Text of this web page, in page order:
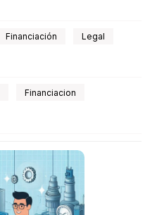
Financiación Legal
Financiacion